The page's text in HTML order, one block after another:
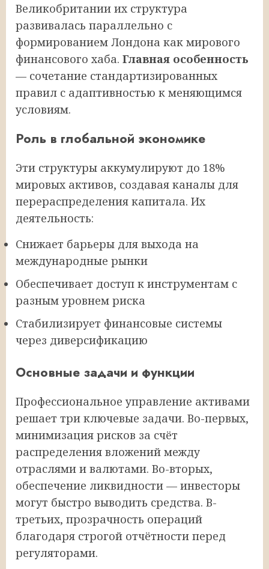
Великобритании их структура
развивалась параллельно с
формированием Лондона как мирового
финансового хаба. Главная особенность
— сочетание стандартизированных
правил с адаптивностью к меняющимся
условиям.
Роль в глобальной экономике
Эти структуры аккумулируют до 18%
мировых активов, создавая каналы для
перераспределения капитала. Их
деятельность:
Снижает барьеры для выхода на
международные рынки
Обеспечивает доступ к инструментам с
разным уровнем риска
Стабилизирует финансовые системы
через диверсификацию
Основные задачи и функции
Профессиональное управление активами
решает три ключевые задачи. Во-первых,
минимизация рисков за счёт
распределения вложений между
отраслями и валютами. Во-вторых,
обеспечение ликвидности — инвесторы
могут быстро выводить средства. В-
третьих, прозрачность операций
благодаря строгой отчётности перед
регуляторами.